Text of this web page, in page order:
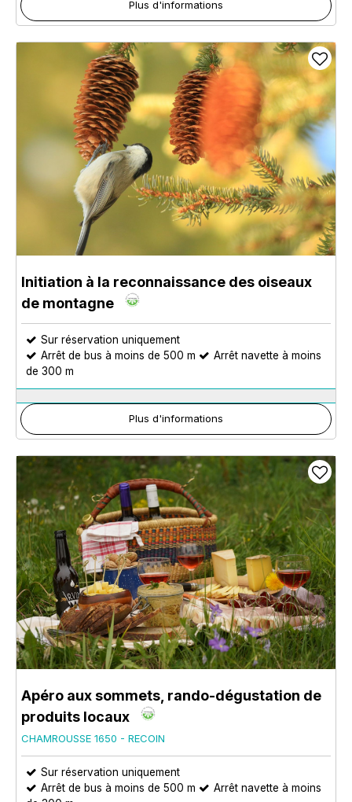
Plus d'informations
Initiation à la reconnaissance des oiseaux
de montagne
Sur réservation uniquement
Arrêt de bus à moins de 500 m
Arrêt navette à moins
de 300 m
Plus d'informations
Apéro aux sommets, rando-dégustation de
produits locaux
CHAMROUSSE 1650 - RECOIN
Sur réservation uniquement
Arrêt de bus à moins de 500 m
Arrêt navette à moins